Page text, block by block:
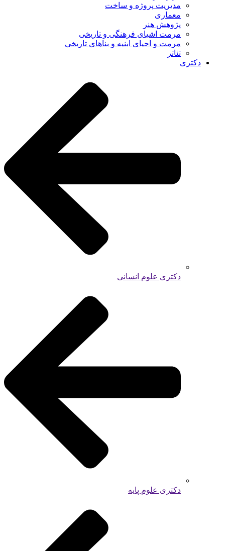
مدیریت پروژه و ساخت
معماری
پژوهش هنر
مرمت اشیای فرهنگی و تاریخی
مرمت و احیای ابنیه و بناهای تاریخی
تئاتر
دکتری
دکتری علوم انسانی
دکتری علوم پایه